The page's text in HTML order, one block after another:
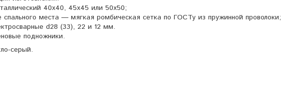
40х40, 45х45 или 50х50;
места ― мягкая ромбическая сетка по ГОСТу из пружинной проволоки;
d28 (33), 22 и 12 мм.
подножники.
серый.